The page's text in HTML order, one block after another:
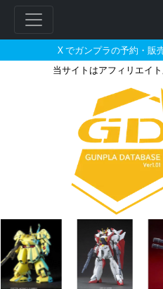
X でガンプラの予約・販
当サイトはアフィリエイ
HG 1/144 ヘル
ー
検
索